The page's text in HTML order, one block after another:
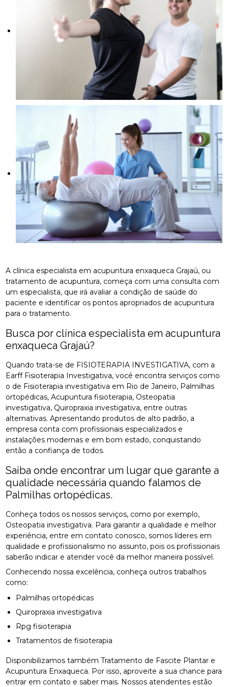
A clínica especialista em acupuntura enxaqueca Grajaú, ou
tratamento de acupuntura, começa com uma consulta com
um especialista, que irá avaliar a condição de saúde do
paciente e identificar os pontos apropriados de acupuntura
para o tratamento.
Busca por clínica especialista em acupuntura
enxaqueca Grajaú?
Quando trata-se de FISIOTERAPIA INVESTIGATIVA, com a
Earff Fisioterapia Investigativa, você encontra serviços como
o de Fisioterapia investigativa em Rio de Janeiro, Palmilhas
ortopédicas, Acupuntura fisioterapia, Osteopatia
investigativa, Quiropraxia investigativa, entre outras
alternativas. Apresentando produtos de alto padrão, a
empresa conta com profissionais especializados e
instalações modernas e em bom estado, conquistando
então a confiança de todos.
Saiba onde encontrar um lugar que garante a
qualidade necessária quando falamos de
Palmilhas ortopédicas.
Conheça todos os nossos serviços, como por exemplo,
Osteopatia investigativa. Para garantir a qualidade e melhor
experiência, entre em contato conosco, somos líderes em
qualidade e profissionalismo no assunto, pois os profissionais
saberão indicar e atender você da melhor maneira possível.
Conhecendo nossa excelência, conheça outros trabalhos
como:
Palmilhas ortopédicas
Quiropraxia investigativa
Rpg fisioterapia
Tratamentos de fisioterapia
Disponibilizamos também Tratamento de Fascite Plantar e
Acupuntura Enxaqueca. Por isso, aproveite a sua chance para
entrar em contato e saber mais. Nossos atendentes estão